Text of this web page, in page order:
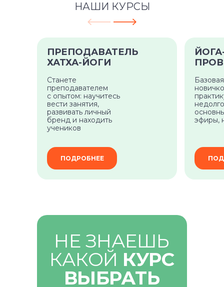
НАШИ КУРСЫ
ПРЕПОДАВАТЕЛЬ
ХАТХА-ЙОГИ
Станете
преподавателем
с опытом: научитесь
вести занятия,
развивать личный
бренд и находить
учеников
ПОДРОБНЕЕ
эфиры,
НЕ ЗНАЕШЬ
КАКОЙ КУРС
ВЫБРАТЬ
Самое нужное о йоге и саморазвитии
в вашем почтовом ящике